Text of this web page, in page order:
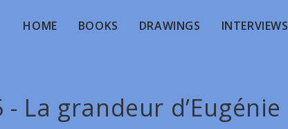
HOME BOOKS DRAWINGS INTERVIEWS
- La grandeur d’Eugénie